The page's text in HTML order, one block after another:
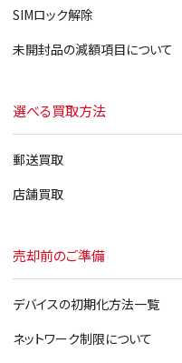
SIMロック解除
未開封品の減額項目について
選べる買取方法
郵送買取
店舗買取
売却前のご準備
デバイスの初期化方法一覧
ネットワーク制限について